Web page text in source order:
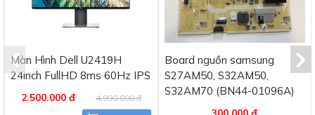
Màn Hình Dell U2419H
24inch FullHD 8ms 60Hz IPS
2.500.000 đ 4.990.000 đ
Board nguồn samsung
S27AM50, S32AM50,
S32AM70 (BN44-01096A)